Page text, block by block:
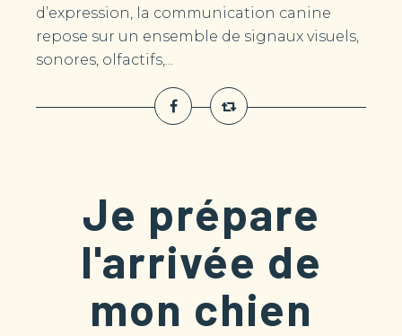
d’expression, la communication canine
repose sur un ensemble de signaux visuels,
sonores, olfactifs,...
Je prépare
l'arrivée de
mon chien